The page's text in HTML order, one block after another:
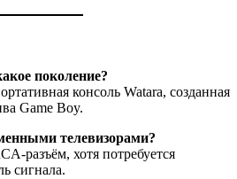
поколение?
консоль Watara, созданная
Game Boy.
телевизорами?
разъём, хотя потребуется
сигнала.